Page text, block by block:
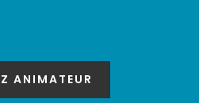
ANIMATEUR